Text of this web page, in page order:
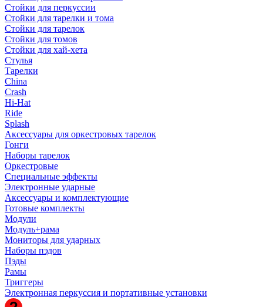
Стойки для перкуссии
Стойки для тарелки и тома
Стойки для тарелок
Стойки для томов
Стойки для хай-хета
Стулья
Тарелки
China
Crash
Hi-Hat
Ride
Splash
Аксессуары для оркестровых тарелок
Гонги
Наборы тарелок
Оркестровые
Специальные эффекты
Электронные ударные
Аксессуары и комплектующие
Готовые комплекты
Модули
Модуль+рама
Мониторы для ударных
Наборы пэдов
Пэды
Рамы
Триггеры
Электронная перкуссия и портативные установки